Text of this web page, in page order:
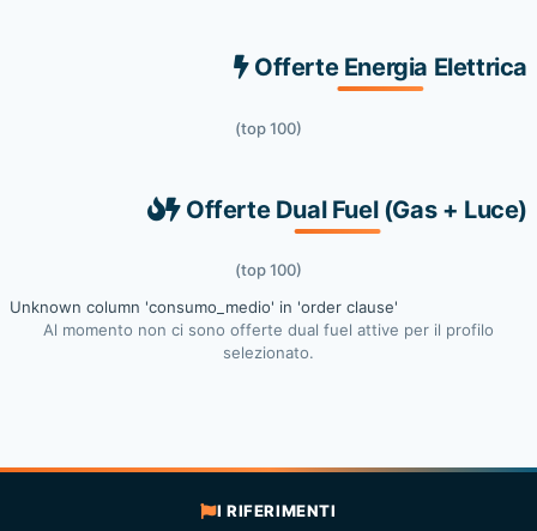
Offerte Energia Elettrica
(top 100)
Offerte Dual Fuel (Gas + Luce)
(top 100)
Unknown column 'consumo_medio' in 'order clause'
Al momento non ci sono offerte dual fuel attive per il profilo
selezionato.
I RIFERIMENTI